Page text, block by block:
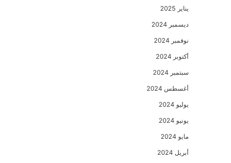
يناير 2025
ديسمبر 2024
نوفمبر 2024
أكتوبر 2024
سبتمبر 2024
أغسطس 2024
يوليو 2024
يونيو 2024
مايو 2024
أبريل 2024